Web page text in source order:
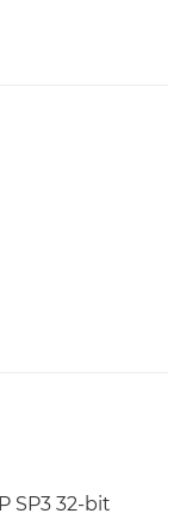
SP3 32-bit